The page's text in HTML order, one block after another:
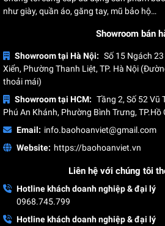
như giày, quần áo, găng tay, mũ bảo hộ…
Showroom bán
Showroom tại Hà Nội: Số 15 Ngách
Xiển, Phường Thanh Liệt, TP. Hà Nội
thoải mái)
Showroom tại HCM: Tầng 2, Số 52 Vũ
Phú An Khánh, Phường Bình Trưng, TP.Hồ
Email: info.baohoanviet@gmail.com
Website: https://baohoanviet.vn
Liên hệ với chúng tôi
Hotline khách doanh nghiệp & đại lý
0968.745.799
Hotline khách doanh nghiệp & đại lý